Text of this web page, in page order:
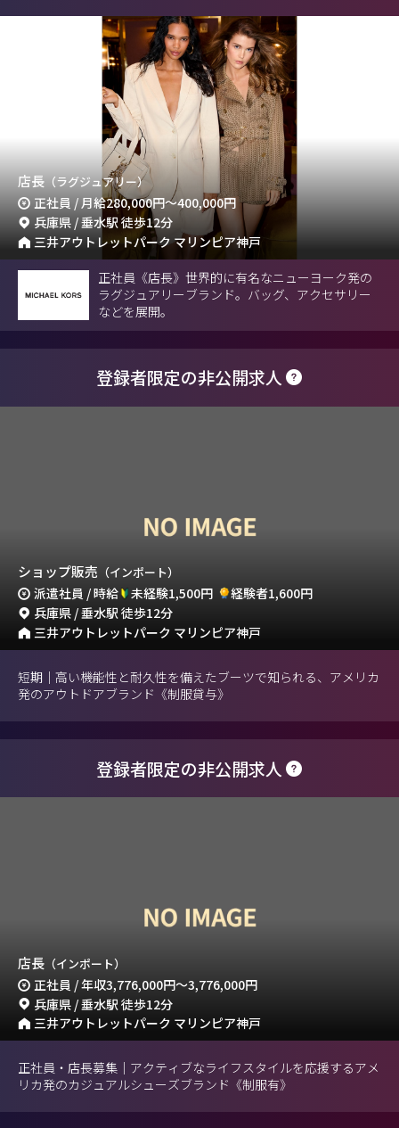
店長 （ラグジュアリー）
正社員 / 月給280,000円～400,000円
兵庫県 / 垂水駅 徒歩12分
三井アウトレットパーク マリンピア神戸
正社員《店長》世界的に有名なニューヨーク発の
ラグジュアリーブランド。バッグ、アクセサリー
などを展開。
登録者限定の非公開求人
ショップ販売 （インポート）
派遣社員 / 時給 未経験1,500円
経験者1,600円
兵庫県 / 垂水駅 徒歩12分
三井アウトレットパーク マリンピア神戸
短期｜高い機能性と耐久性を備えたブーツで知られる、アメリカ
発のアウトドアブランド《制服貸与》
登録者限定の非公開求人
店長 （インポート）
正社員 / 年収3,776,000円～3,776,000円
兵庫県 / 垂水駅 徒歩12分
三井アウトレットパーク マリンピア神戸
正社員・店長募集｜アクティブなライフスタイルを応援するアメ
リカ発のカジュアルシューズブランド《制服有》